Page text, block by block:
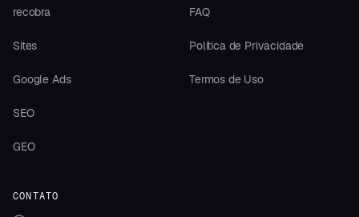
recobra
Sites
Google Ads
SEO
GEO
FAQ
Política de Privacidade
Termos de Uso
CONTATO